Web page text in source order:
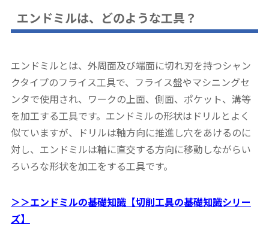
エンドミルは、どのような工具？
エンドミルとは、外周面及び端面に切れ刃を持つシャン
クタイプのフライス工具で、フライス盤やマシニングセ
ンタで使用され、ワークの上面、側面、ポケット、溝等
を加工する工具です。エンドミルの形状はドリルとよく
似ていますが、ドリルは軸方向に推進し穴をあけるのに
対し、エンドミルは軸に直交する方向に移動しながらい
ろいろな形状を加工をする工具です。
＞＞エンドミルの基礎知識【切削工具の基礎知識シリー
ズ】